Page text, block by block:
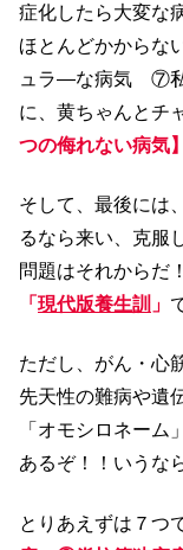
症化したら大変
ほとんどかからな
ュラ―な病気 ⑦私
に、黄ちゃんとチ
つの侮れない病気】
そして、最後には
るなら来い、克服
問題はそれからだ
「 現代版養生訓 」
ただし、がん・心
先天性の難病や遺
「オモシロネーム
あるぞ！！いうな
とりあえずは７つ